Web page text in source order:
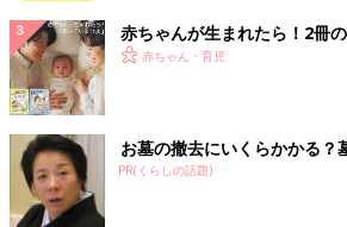
赤ちゃんが生まれたら！2冊の
赤ちゃん・育児
お墓の撤去にいくらかかる？
PR(くらしの話題)